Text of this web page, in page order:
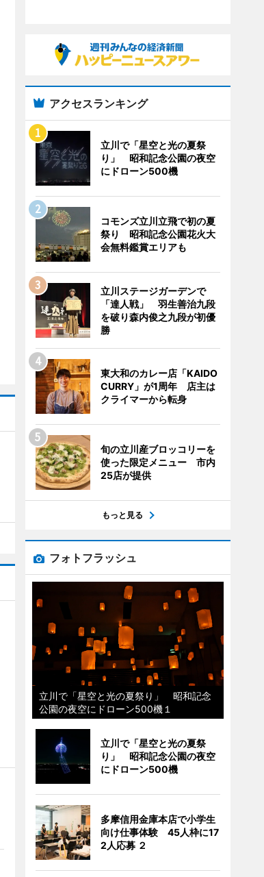
アクセスランキング
立川で「星空と光の夏祭
り」 昭和記念公園の夜空
にドローン500機
コモンズ立川立飛で初の夏
祭り 昭和記念公園花火大
会無料鑑賞エリアも
立川ステージガーデンで
「達人戦」 羽生善治九段
を破り森内俊之九段が初優
勝
東大和のカレー店「KAIDO
CURRY」が1周年 店主は
クライマーから転身
旬の立川産ブロッコリーを
使った限定メニュー 市内
25店が提供
もっと見る
フォトフラッシュ
立川で「星空と光の夏祭り」 昭和記念
公園の夜空にドローン500機１
立川で「星空と光の夏祭
り」 昭和記念公園の夜空
にドローン500機
多摩信用金庫本店で小学生
向け仕事体験 45人枠に17
2人応募 ２